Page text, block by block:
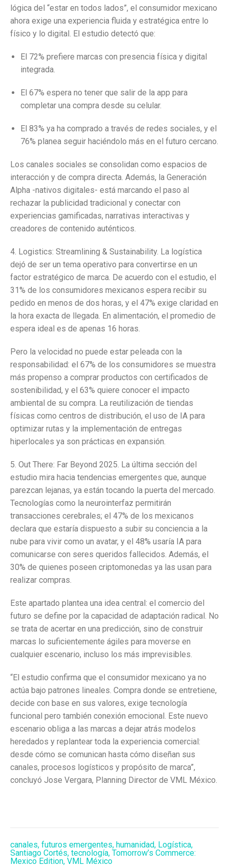
lógica del “estar en todos lados”, el consumidor mexicano
ahora exige una experiencia fluida y estratégica entre lo
físico y lo digital. El estudio detectó que:
El 72% prefiere marcas con presencia física y digital
integrada.
El 67% espera no tener que salir de la app para
completar una compra desde su celular.
El 83% ya ha comprado a través de redes sociales, y el
76% planea seguir haciéndolo más en el futuro cercano.
Los canales sociales se consolidan como espacios de
interacción y de compra directa. Además, la Generación
Alpha -nativos digitales- está marcando el paso al
rechazar la publicidad tradicional y conectar con
experiencias gamificadas, narrativas interactivas y
creadores de contenido auténticos.
4. Logistics: Streamlining & Sustainability. La logística
dejó de ser un tema operativo para convertirse en un
factor estratégico de marca. De acuerdo con el estudio, el
31% de los consumidores mexicanos espera recibir su
pedido en menos de dos horas, y el 47% exige claridad en
la hora exacta de llegada. En alimentación, el promedio de
espera ideal es de apenas 16 horas.
Pero la velocidad no puede estar peleada con la
responsabilidad: el 67% de los consumidores se muestra
más propenso a comprar productos con certificados de
sostenibilidad, y el 63% quiere conocer el impacto
ambiental de su compra. La reutilización de tiendas
físicas como centros de distribución, el uso de IA para
optimizar rutas y la implementación de entregas
hiperlocales ya son prácticas en expansión.
5. Out There: Far Beyond 2025. La última sección del
estudio mira hacia tendencias emergentes que, aunque
parezcan lejanas, ya están tocando la puerta del mercado.
Tecnologías como la neurointerfaz permitirán
transacciones cerebrales; el 47% de los mexicanos
declara que estaría dispuesto a subir su conciencia a la
nube para vivir como un avatar, y el 48% usaría IA para
comunicarse con seres queridos fallecidos. Además, el
30% de quienes poseen criptomonedas ya las usan para
realizar compras.
Este apartado plantea una idea central: el comercio del
futuro se define por la capacidad de adaptación radical. No
se trata de acertar en una predicción, sino de construir
marcas lo suficientemente ágiles para moverse en
cualquier escenario, incluso los más imprevisibles.
“El estudio confirma que el consumidor mexicano ya no
actúa bajo patrones lineales. Compra donde se entretiene,
decide con base en sus valores, exige tecnología
funcional pero también conexión emocional. Este nuevo
escenario obliga a las marcas a dejar atrás modelos
heredados y replantear toda la experiencia comercial:
desde cómo se comunican hasta cómo diseñan sus
canales, procesos logísticos y propósito de marca”,
concluyó Jose Vergara, Planning Director de VML México.
canales, futuros emergentes, humanidad, Logística,
Santiago Cortés, tecnología, Tomorrow’s Commerce:
Mexico Edition, VML México